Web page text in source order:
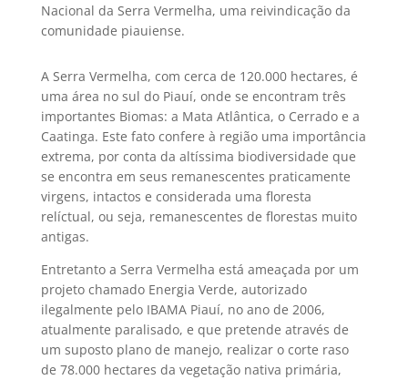
Nacional da Serra Vermelha, uma reivindicação da
comunidade piauiense.
A Serra Vermelha, com cerca de 120.000 hectares, é
uma área no sul do Piauí, onde se encontram três
importantes Biomas: a Mata Atlântica, o Cerrado e a
Caatinga. Este fato confere à região uma importância
extrema, por conta da altíssima biodiversidade que
se encontra em seus remanescentes praticamente
virgens, intactos e considerada uma floresta
relíctual, ou seja, remanescentes de florestas muito
antigas.
Entretanto a Serra Vermelha está ameaçada por um
projeto chamado Energia Verde, autorizado
ilegalmente pelo IBAMA Piauí, no ano de 2006,
atualmente paralisado, e que pretende através de
um suposto plano de manejo, realizar o corte raso
de 78.000 hectares da vegetação nativa primária,